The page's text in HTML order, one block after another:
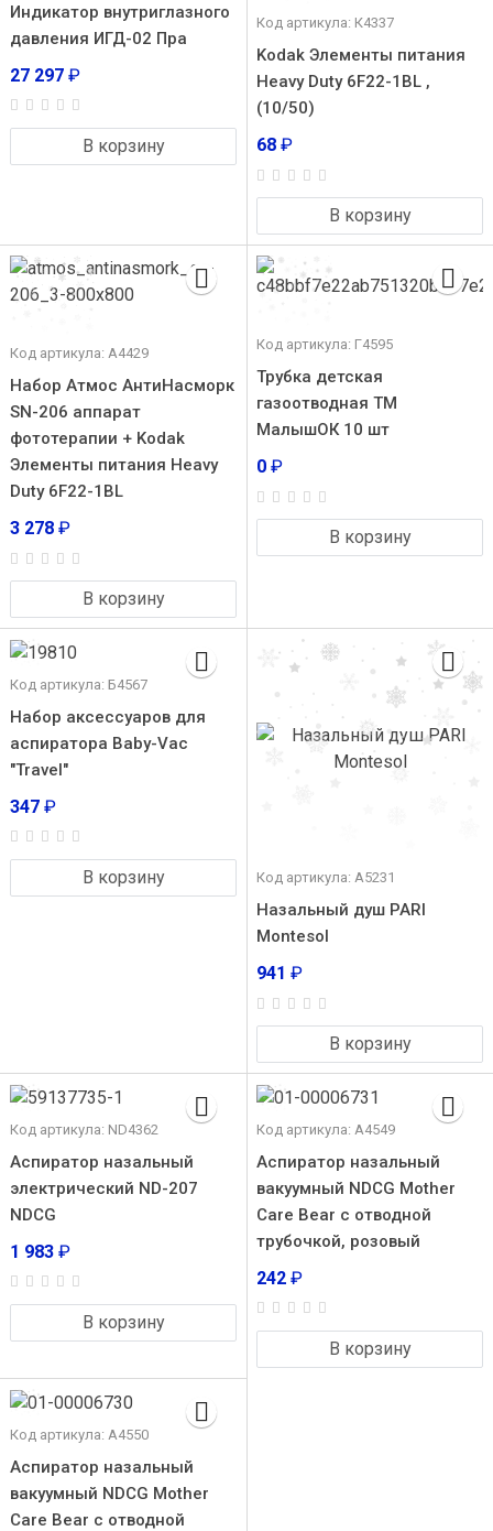
Индикатор внутриглазного
давления ИГД-02 Пра
27 297 ₽
В корзину
Код артикула: К4337
Kodak Элементы питания
Heavy Duty 6F22-1BL ,
(10/50)
68 ₽
В корзину
Код артикула: А4429
Набор Атмос АнтиНасморк
SN-206 аппарат
фототерапии + Kodak
Элементы питания Heavy
Duty 6F22-1BL
3 278 ₽
В корзину
Код артикула: Г4595
Трубка детская
газоотводная ТМ
МалышОК 10 шт
0 ₽
В корзину
Код артикула: Б4567
Набор аксессуаров для
аспиратора Baby-Vac
"Travel"
347 ₽
В корзину Код артикула: А5231
Назальный душ PARI
Montesol
941 ₽
В корзину
Код артикула: ND4362
Аспиратор назальный
электрический ND-207
NDCG
1 983 ₽
В корзину
Код артикула: А4549
Аспиратор назальный
вакуумный NDCG Mother
Care Bear с отводной
трубочкой, розовый
242 ₽
В корзину
Код артикула: А4550
Аспиратор назальный
вакуумный NDCG Mother
Care Bear с отводной